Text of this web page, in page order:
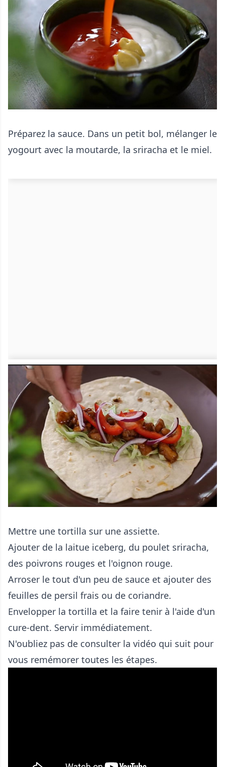
Préparez la sauce. Dans un petit bol, mélanger le
yogourt avec la moutarde, la sriracha et le miel.
Mettre une tortilla sur une assiette.
Ajouter de la laitue iceberg, du poulet sriracha,
des poivrons rouges et l'oignon rouge.
Arroser le tout d'un peu de sauce et ajouter des
feuilles de persil frais ou de coriandre.
Envelopper la tortilla et la faire tenir à l'aide d'un
cure-dent. Servir immédiatement.
N'oubliez pas de consulter la vidéo qui suit pour
vous remémorer toutes les étapes.